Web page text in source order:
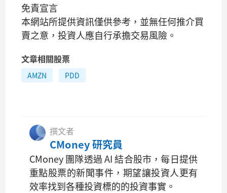
免責宣言
本網站所提供資訊僅供參考，並無任何推介買
賣之意，投資人應自行承擔交易風險。
文章相關股票
AMZN PDD
撰文者
CMoney 研究員
CMoney 團隊透過 AI 結合股市，每日提供
重點股票的新聞事件，期望讓投資人更有
效率找到各種投資標的的投資事實。